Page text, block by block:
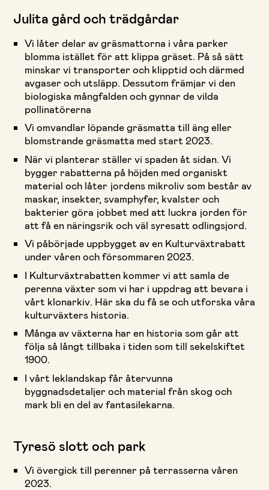
Julita gård och trädgårdar
Vi låter delar av gräsmattorna i våra parker
blomma istället för att klippa gräset. På så sätt
minskar vi transporter och klipptid och därmed
avgaser och utsläpp. Dessutom främjar vi den
biologiska mångfalden och gynnar de vilda
pollinatörerna
Vi omvandlar löpande gräsmatta till äng eller
blomstrande gräsmatta med start 2023.
När vi planterar ställer vi spaden åt sidan. Vi
bygger rabatterna på höjden med organiskt
material och låter jordens mikroliv som består av
maskar, insekter, svamphyfer, kvalster och
bakterier göra jobbet med att luckra jorden för
att få en näringsrik och väl syresatt odlingsjord.
Vi påbörjade uppbygget av en Kulturväxtrabatt
under våren och försommaren 2023.
I Kulturväxtrabatten kommer vi att samla de
perenna växter som vi har i uppdrag att bevara i
vårt klonarkiv. Här ska du få se och utforska våra
kulturväxters historia.
Många av växterna har en historia som går att
följa så långt tillbaka i tiden som till sekelskiftet
1900.
I vårt leklandskap får återvunna
byggnadsdetaljer och material från skog och
mark bli en del av fantasilekarna.
Tyresö slott och park
Vi övergick till perenner på terrasserna våren
2023.